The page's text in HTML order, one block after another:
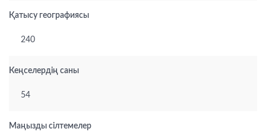
Қатысу географиясы
240
Кеңселердің саны
54
Маңызды сілтемелер